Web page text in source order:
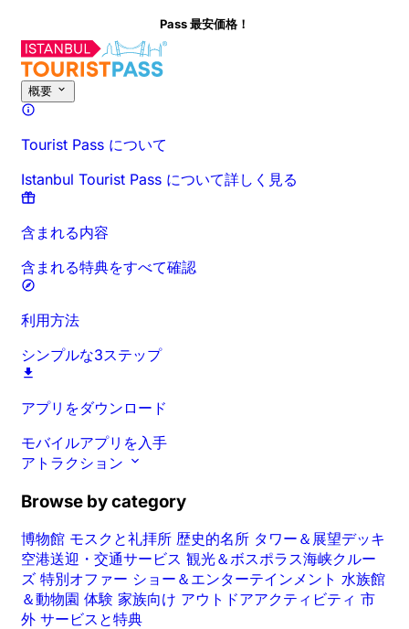
Pass 最安価格！
概要
Tourist Pass について
Istanbul Tourist Pass について詳しく見る
含まれる内容
含まれる特典をすべて確認
利用方法
シンプルな3ステップ
アプリをダウンロード
モバイルアプリを入手
アトラクション
Browse by category
博物館 モスクと礼拝所 歴史的名所 タワー＆展望デッキ
空港送迎・交通サービス 観光＆ボスポラス海峡クルー
ズ 特別オファー ショー＆エンターテインメント 水族館
＆動物園 体験 家族向け アウトドアアクティビティ 市
外 サービスと特典